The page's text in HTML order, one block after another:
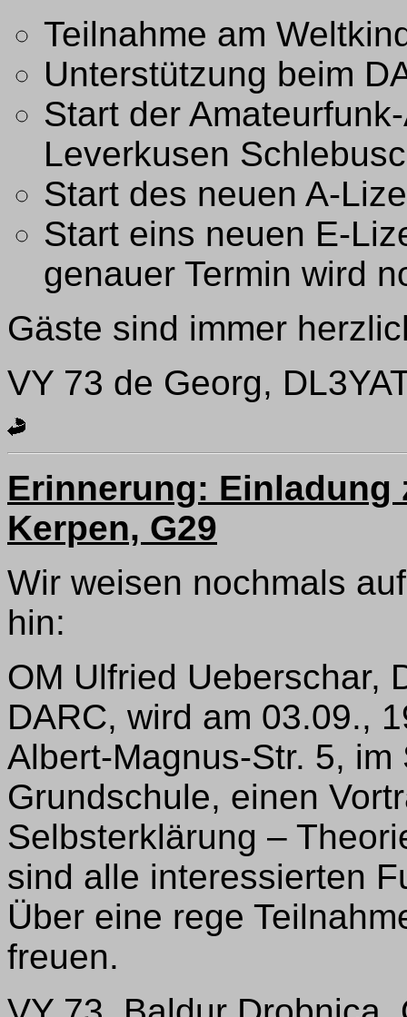
Teilnahme am
Unterstützung beim
Start der
Leverkusen
Start des neuen A-
Start eins neuen E-
genauer Termin wird
Gäste sind immer
VY 73 de Georg,
Erinnerung: Einladung
Kerpen, G29
Wir weisen nochmals
hin:
OM Ulfried Ueberschar,
DARC, wird am 03.09.,
Albert-Magnus-Str. 5,
Grundschule, einen
Selbsterklärung –
sind alle interessierten
Über eine rege
freuen.